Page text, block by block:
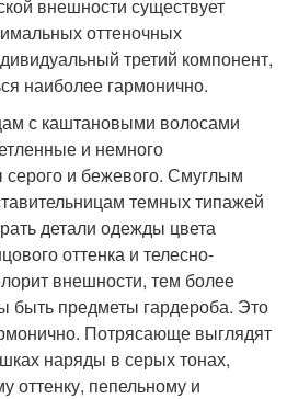
внешности существует
оттеночных
третий компонент,
наиболее гармонично.
с каштановыми волосами
и немного
и бежевого. Смуглым
темных типажей
детали одежды цвета
оттенка и телесно-
внешности, тем более
предметы гардероба. Это
Потрясающе выглядят
наряды в серых тонах,
оттенку, пепельному и